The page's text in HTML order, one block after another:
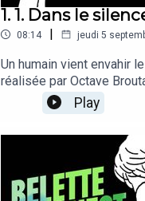
1. 1. Dans le
08:14 | jeudi 5
Un humain vient envahir
réalisée par Octave
Dionyssopoulos, et
Remerciements à
Play